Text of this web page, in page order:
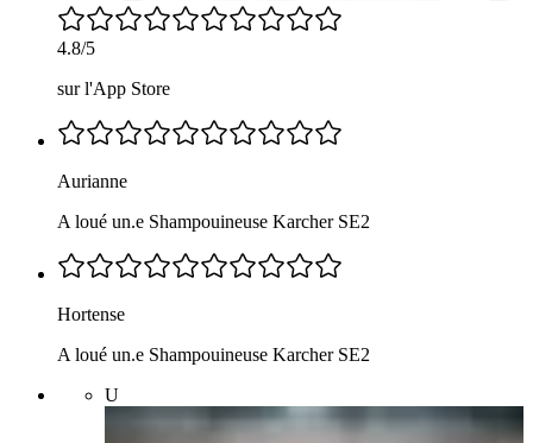
4.8/5
sur l'App Store
Aurianne
A loué un.e Shampouineuse Karcher SE2
Hortense
A loué un.e Shampouineuse Karcher SE2
U